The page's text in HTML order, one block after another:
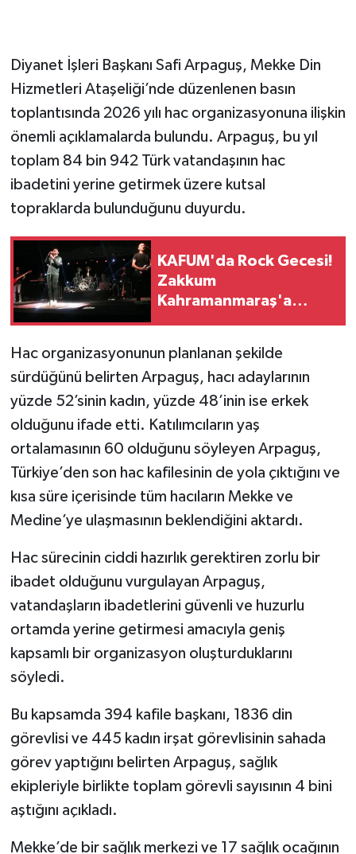
Diyanet İşleri Başkanı Safi Arpaguş, Mekke Din
Hizmetleri Ataşeliği’nde düzenlenen basın
toplantısında 2026 yılı hac organizasyonuna ilişkin
önemli açıklamalarda bulundu. Arpaguş, bu yıl
toplam 84 bin 942 Türk vatandaşının hac
ibadetini yerine getirmek üzere kutsal
topraklarda bulunduğunu duyurdu.
KAFUM'da Rock Gecesi!
Zakkum
Kahramanmaraş'a
Hac organizasyonunun planlanan şekilde
sürdüğünü belirten Arpaguş, hacı adaylarının
yüzde 52’sinin kadın, yüzde 48’inin ise erkek
olduğunu ifade etti. Katılımcıların yaş
ortalamasının 60 olduğunu söyleyen Arpaguş,
Türkiye’den son hac kafilesinin de yola çıktığını ve
kısa süre içerisinde tüm hacıların Mekke ve
Medine’ye ulaşmasının beklendiğini aktardı.
Hac sürecinin ciddi hazırlık gerektiren zorlu bir
ibadet olduğunu vurgulayan Arpaguş,
vatandaşların ibadetlerini güvenli ve huzurlu
ortamda yerine getirmesi amacıyla geniş
kapsamlı bir organizasyon oluşturduklarını
söyledi.
Bu kapsamda 394 kafile başkanı, 1836 din
görevlisi ve 445 kadın irşat görevlisinin sahada
görev yaptığını belirten Arpaguş, sağlık
ekipleriyle birlikte toplam görevli sayısının 4 bini
aştığını açıkladı.
Mekke’de bir sağlık merkezi ve 17 sağlık ocağının
KADIN-AİLE
YEREL YÖNETİM
MEDYA
SEÇİM 2011
BİLİMNET
Yemek
SEÇİM 2014
KİM KİMDİR
KİTAP
OTOMOBİL
MİZAH
Politika
YEREL